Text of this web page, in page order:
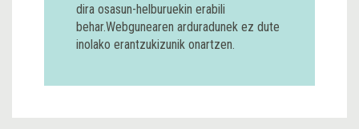
dira osasun-helburuekin erabili
behar.Webgunearen arduradunek ez dute
inolako erantzukizunik onartzen.